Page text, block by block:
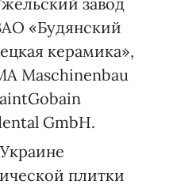
«Будянский
керамика»,
Maschinenbau
GmbH.
плитки